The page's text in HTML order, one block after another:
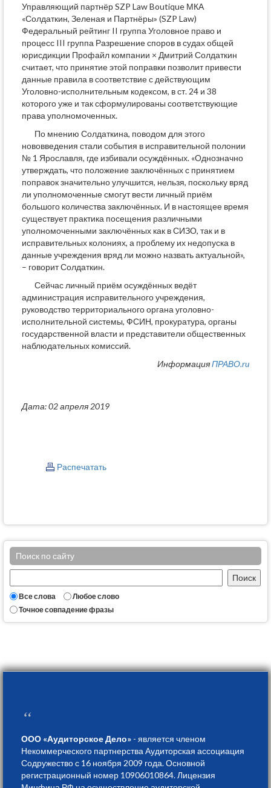
Управляющий партнёр SZP Law Boutique МКА
«Солдаткин, Зеленая и Партнёры» (SZP Law)
Федеральный рейтинг II группа Уголовное право и
процесс III группа Разрешение споров в судах общей
юрисдикции Профайл компании × Дмитрий Солдаткин
считает, что принятие этой поправки позволит привести
данные правила в соответствие с действующим
Уголовно-исполнительным кодексом, в ст. 24 и 38
которого уже и так сформулированы соответствующие
права уполномоченных.
По мнению Солдаткина, поводом для этого
нововведения стали события в исправительной полонии
№ 1 Ярославля, где избивали осуждённых. «Однозначно
утверждать, что положение заключённых с принятием
поправок значительно улучшится, нельзя, поскольку вряд
ли уполномоченные смогут вести личный приём
большого количества заключённых. И в настоящее время
существует практика посещения различными
уполномоченными заключённых как в СИЗО, так и в
исправительных колониях, а проблему их недопуска в
данные учреждения вряд ли можно назвать актуальной»,
– говорит Солдаткин.
Сейчас личный приём осуждённых ведёт
администрация исправительного учреждения,
руководство территориального органа уголовно-
исполнительной системы, ФСИН, прокуратура, органы
государственной власти и представители общественных
наблюдательных комиссий.
ИнформацияПРАВО.ru
Дата: 02 апреля 2019
Распечатать
Поиск по сайту
Все слова
Любое слово
Точное совпадение фразы
“
ООО «Аудиторское Дело» - является членом
Некоммерческого партнерства Аудиторская ассоциация
Содружество с 16 ноября 2009 года. Основной
регистрационный номер 10906010864. Лицензия